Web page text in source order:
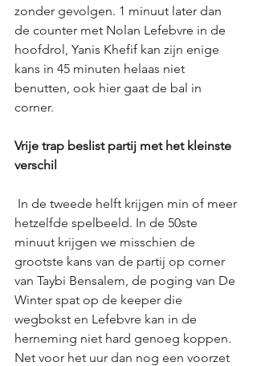
zonder gevolgen. 1 minuut later dan
de counter met Nolan Lefebvre in de
hoofdrol, Yanis Khefif kan zijn enige
kans in 45 minuten helaas niet
benutten, ook hier gaat de bal in
corner.
Vrije trap beslist partij met het kleinste
verschil
hetzelfde spelbeeld. In de 50ste
minuut krijgen we misschien de
grootste kans van de partij op corner
van Taybi Bensalem, de poging van De
Winter spat op de keeper die
wegbokst en Lefebvre kan in de
herneming niet hard genoeg koppen.
Net voor het uur dan nog een voorzet